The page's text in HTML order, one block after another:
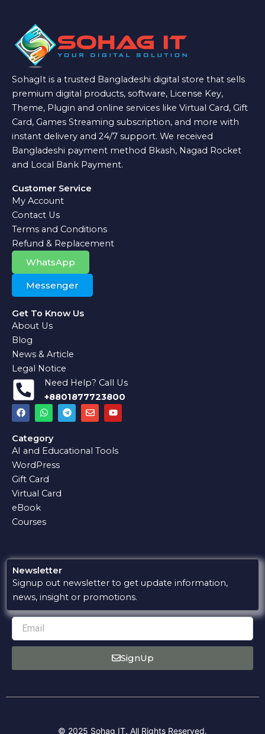
SohagIt is a trusted Bangladeshi digital store that sells
premium digital products, software, License Key,
Theme, Plugin and online services like Virtual Card, Gift
Card, Games Streaming subscription, and more with
instant delivery and 24/7 support. We received
Bangladeshi payment method Bkash, Nagad Rocket
and Local Bank Payment.
Customer Service
My Account
Contact Us
Terms and Conditions
Refund & Replacement
WhatsApp
Messenger
Get To Know Us
About Us
Blog
News & Article
Legal Notice
Need Help? Call Us
+8801877723800
F
a
c
e
b
o
o
k
W
h
a
t
s
a
p
p
T
e
l
r
E
n
v
o
Y
o
u
b
Category
AI and Educational Tools
WordPress
Gift Card
Virtual Card
eBook
Courses
Newsletter
Signup out newsletter to get update information,
news, insight or promotions.
Email
SignUp
© 2025 Sohag IT. All Rights Reserved.